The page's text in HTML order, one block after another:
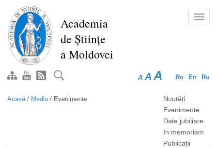
conţinutul
principal
Academia
de Științe
a Moldovei
Ro En Ru
A A A
Acasă/ Media/ Evenimente
Noutăți
Evenimente
Date jubiliare
In memoriam
Publicații